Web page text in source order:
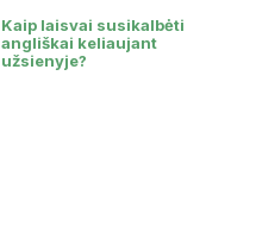
Kaip laisvai susikalbėti
angliškai keliaujant
užsienyje?